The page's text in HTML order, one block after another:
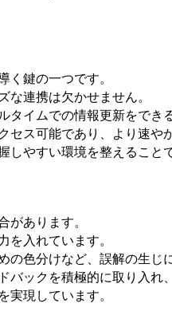
鍵の一つです。
連携は欠かせません。
イムでの情報更新をでき
ス可能であり、より速や
やすい環境を整えること
あります。
入れています。
色分けなど、誤解の生じ
ックを積極的に取り入れ
現しています。